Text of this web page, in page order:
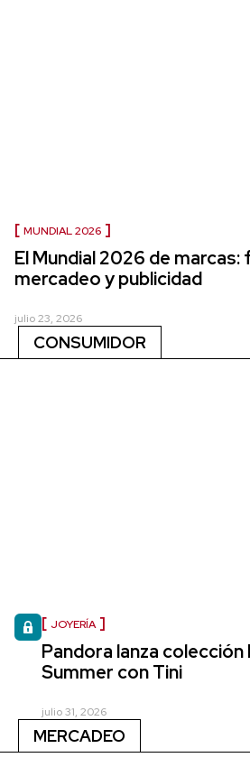
MUNDIAL 2026
El Mundial 2026 de
mercadeo y publicidad
julio 23, 2026
CONSUMIDOR
JOYERÍA
Pandora lanza
Summer con Tini
julio 31, 2026
MERCADEO